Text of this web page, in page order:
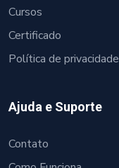
Cursos
Certificado
Política de privacidade
Ajuda e Suporte
Contato